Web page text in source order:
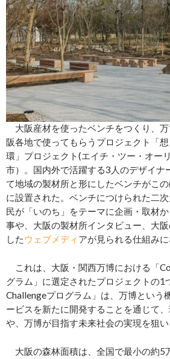
大阪産材を使ったベンチをつくり、
阪各地で使ってもらうプロジェクト「
環」プロジェクト(エイチ・ツー・オー
市）。国内外で活躍する3人のデザイナ
て地域の製材所と形にしたベンチがこ
に設置された。ベンチにつけられた二
民が「いのち」をテーマに企画・取材
事や、大阪の製材所インタビュー、大
したウェブメディ アが見られる仕組みに
これは、大阪・関西万博における「
グラム」に選定されたプロジェクトの1
Challengeプログラム」は、万博という
ービスを新たに開発することを通じて
や、万博が目指す未来社会の実現を狙い
大阪の森林面積は、全国で最小の約5